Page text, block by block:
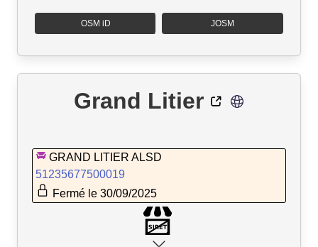
OSM iD JOSM
Grand Litier
GRAND LITIER ALSD
51235677500019
Fermé le 30/09/2025